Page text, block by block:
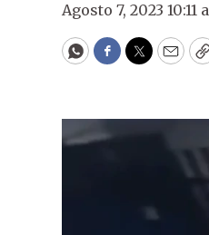
Agosto 7, 2023 10:11
WhatsApp
Facebook
Twitter